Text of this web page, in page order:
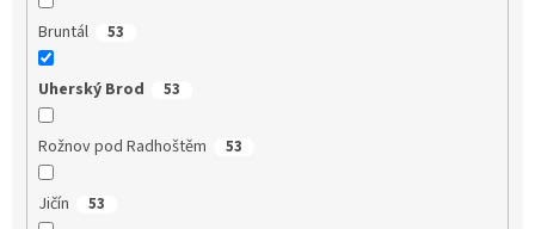
Bruntál 53
Uherský Brod 53
Rožnov pod Radhoštěm 53
Jičín 53